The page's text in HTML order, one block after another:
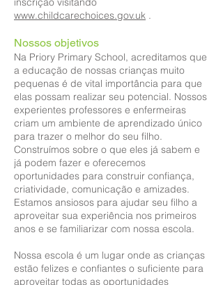
www.childcarechoices.gov.uk .
Nossos objetivos
Na Priory Primary School, acreditamos que
a educação de nossas crianças muito
pequenas é de vital importância para que
elas possam realizar seu potencial. Nossos
experientes professores e enfermeiras
criam um ambiente de aprendizado único
para trazer o melhor do seu filho.
Construímos sobre o que eles já sabem e
já podem fazer e oferecemos
oportunidades para construir confiança,
criatividade, comunicação e amizades.
Estamos ansiosos para ajudar seu filho a
aproveitar sua experiência nos primeiros
anos e se familiarizar com nossa escola.
Nossa escola é um lugar onde as crianças
estão felizes e confiantes o suficiente para
aproveitar todas as oportunidades